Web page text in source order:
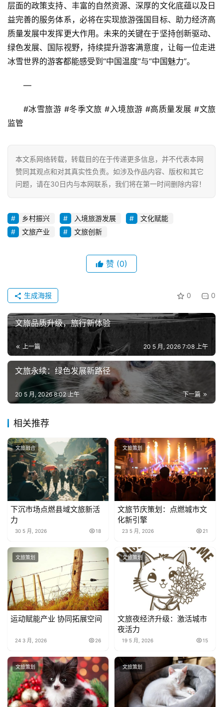
层面的政策支持、丰富的自然资源、深厚的文化底蕴以及日
益完善的服务体系，必将在实现旅游强国目标、助力经济高
质量发展中发挥更大作用。未来的关键在于坚持创新驱动、
绿色发展、国际视野，持续提升游客满意度，让每一位走进
冰雪世界的游客都能感受到“中国温度”与“中国魅力”。
—
#冰雪旅游 #冬季文旅 #入境旅游 #高质量发展 #文旅
监管
本文系网络转载，转载目的在于传递更多信息，并不代表本网
赞同其观点和对其真实性负责。如涉及作品内容、版权和其它
问题，请在30日内与本网联系，我们将在第一时间删除内容！
乡村振兴 入境旅游发展
文化赋能
文旅产业
文旅创新
赞 (0)
0 0
生成海报
文旅品质升级，旅行新体验
上一篇 20 5 月, 2026 7:08 上午
文旅永续：绿色发展新路径
下一篇
20 5 月, 2026 8:02 上午
相关推荐
文旅融合
下沉市场点燃县域文旅新活
力
30 5 月, 2026 18
文旅策划
文旅节庆策划：点燃城市文
化新引擎
23 5 月, 2026 21
文旅策划
运动赋能产业 协同拓展空间
24 3 月, 2026 26
文旅策划
文旅夜经济升级：激活城市
夜活力
19 5 月, 2026 15
文旅策划 文旅策划